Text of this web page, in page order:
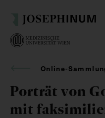
Online-
Porträt von
mit